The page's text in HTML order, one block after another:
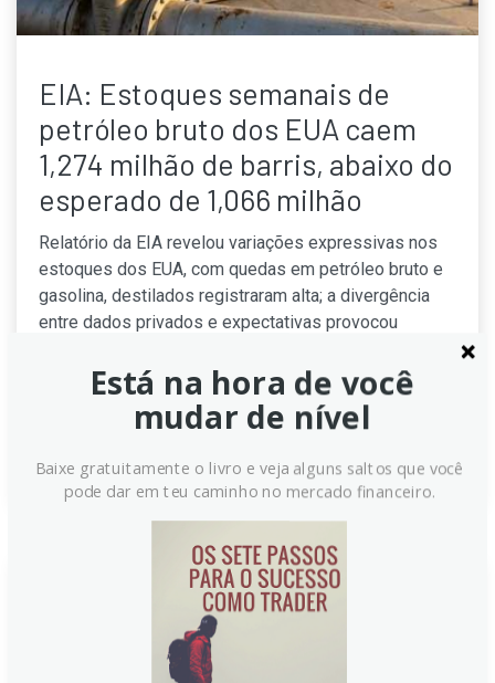
EIA: Estoques semanais de
petróleo bruto dos EUA caem
1,274 milhão de barris, abaixo do
esperado de 1,066 milhão
Relatório da EIA revelou variações expressivas nos
estoques dos EUA, com quedas em petróleo bruto e
gasolina, destilados registraram alta; a divergência
entre dados privados e expectativas provocou
mudando o tom sobre a trajetória do petróleo no curto
prazo para investidores e operadores.
EIA: Estoques semanais de
petróleo bruto sobem 3,524
Está na hora de você
mudar de nível
Baixe gratuitamente o livro e veja alguns saltos que você
pode dar em teu caminho no mercado financeiro.